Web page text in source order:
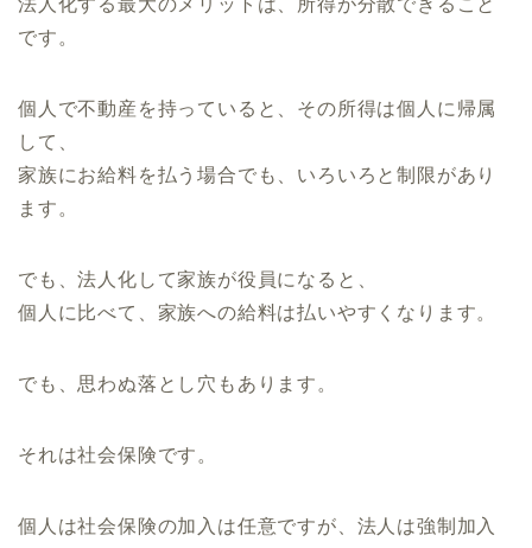
法人化する最大のメリットは、所得が分散できること
です。
個人で不動産を持っていると、その所得は個人に帰属
して、
家族にお給料を払う場合でも、いろいろと制限があり
ます。
でも、法人化して家族が役員になると、
個人に比べて、家族への給料は払いやすくなります。
でも、思わぬ落とし穴もあります。
それは社会保険です。
個人は社会保険の加入は任意ですが、法人は強制加入